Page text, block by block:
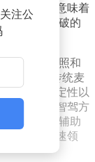
标识，这意味着
牌向上突破的
据网络谍照和
，相较于传统麦
的过弯稳定性以
相契合。智驾方
瀚H7高阶辅助
型，为高速领
注公